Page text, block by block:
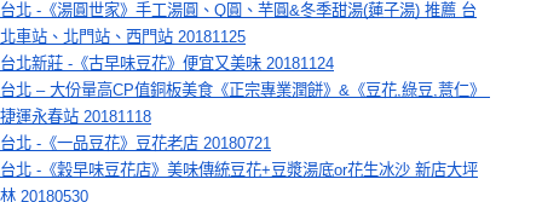
台北 -《湯圓世家》手工湯圓、Q圓、芋圓&冬季甜湯(蓮子湯) 推薦 台
北車站、北門站、西門站 20181125
台北新莊 -《古早味豆花》便宜又美味 20181124
台北 – 大份量高CP值銅板美食《正宗專業潤餅》&《豆花,綠豆,薏仁》
捷運永春站 20181118
台北 -《一品豆花》豆花老店 20180721
台北 -《穀早味豆花店》美味傳統豆花+豆漿湯底or花生冰沙 新店大坪
林 20180530